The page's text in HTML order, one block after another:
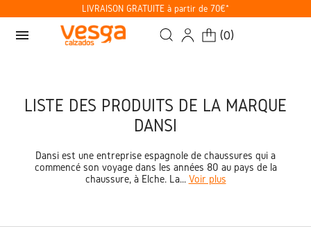
LIVRAISON GRATUITE à partir de 70€*
menu (0)
LISTE DES PRODUITS DE LA MARQUE
DANSI
Dansi est une entreprise espagnole de chaussures qui a
commencé son voyage dans les années 80 au pays de la
chaussure, à Elche. La... Voir plus